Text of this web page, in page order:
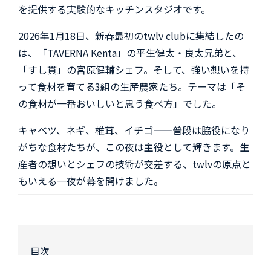
を提供する実験的なキッチンスタジオです。
2026年1月18日、新春最初のtwlv clubに集結したの
は、「TAVERNA Kenta」の平生健太・良太兄弟と、
「すし貫」の宮原健輔シェフ。そして、強い想いを持
って食材を育てる3組の生産農家たち。テーマは「そ
の食材が一番おいしいと思う食べ方」でした。
キャベツ、ネギ、椎茸、イチゴ——普段は脇役になり
がちな食材たちが、この夜は主役として輝きます。生
産者の想いとシェフの技術が交差する、twlvの原点と
もいえる一夜が幕を開けました。
目次